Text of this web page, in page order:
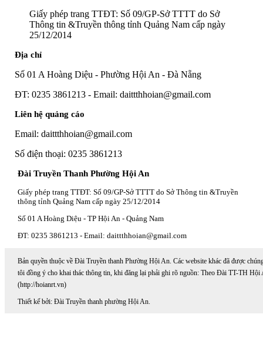
Giấy phép trang TTĐT: Số 09/GP-Sở TTTT do Sở
Thông tin &Truyền thông tỉnh Quảng Nam cấp ngày
25/12/2014
Địa chỉ
Số 01 A Hoàng Diệu - Phường Hội An - Đà Nẵng
ĐT: 0235 3861213 - Email: daittthhoian@gmail.com
Liên hệ quảng cáo
Email: daittthhoian@gmail.com
Số điện thoại: 0235 3861213
Đài Truyền Thanh Phường Hội An
Giấy phép trang TTĐT: Số 09/GP-Sở TTTT do Sở Thông tin &Truyền
thông tỉnh Quảng Nam cấp ngày 25/12/2014
Số 01 A Hoàng Diệu - TP Hội An - Quảng Nam
ĐT: 0235 3861213 - Email: daittthhoian@gmail.com
Bản quyền thuộc về Đài Truyền thanh Phường Hội An. Các website khác đã được
tôi đồng ý cho khai thác thông tin, khi đăng lại phải ghi rõ nguồn: Theo Đài TT-TH Hội
(http://hoianrt.vn)
Thiết kế bởi: Đài Truyền thanh phường Hội An.